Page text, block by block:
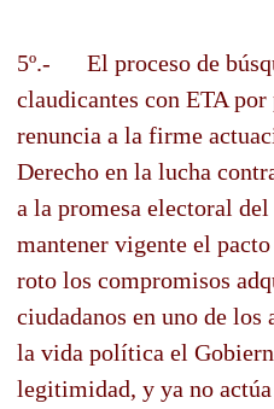
5º.- El proceso de
claudicantes con ETA
renuncia a la firme
Derecho en la lucha
a la promesa electoral
mantener vigente el
roto los compromisos
ciudadanos en uno de los
la vida política el
legitimidad, y ya no